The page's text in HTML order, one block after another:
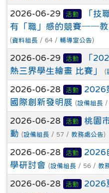
2026-06-29 活動
「技
有「職」感的競賽──教
(資料組長 / 64 / 輔導室公告)
2026-06-29 活動
「
熱三界學生繪畫 比賽」
(
2026-06-28 活動
2026
國際創新發明展 (設備組長 /
2026-06-28 活動
桃園
動 (設備組長 / 57 / 教務處公告)
2026-06-28 活動
2026
學研討會 (設備組長 / 56 / 教
2026-06-28 活動 2026